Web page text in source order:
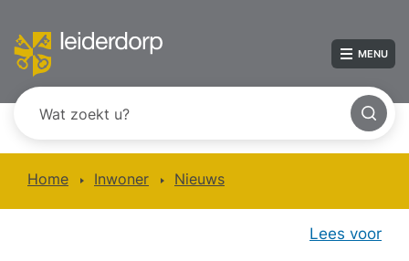
MENU
Home Inwoner Nieuws
Lees voor